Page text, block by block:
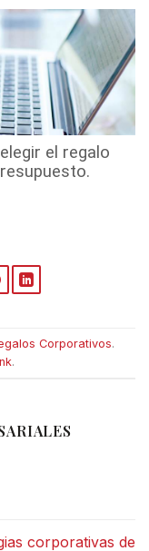
el regalo
Corporativos.
.
corporativas de